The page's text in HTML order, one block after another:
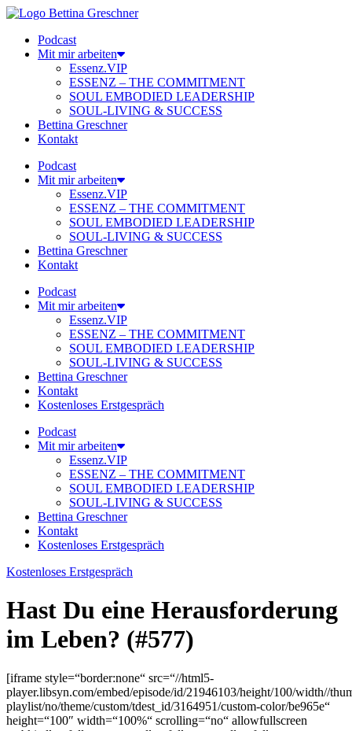
Zum
springenPodcast
Mit mir arbeiten
Essenz.VIP
ESSENZ – THE COMMITMENT
SOUL EMBODIED LEADERSHIP
SOUL-LIVING & SUCCESS
Bettina Greschner
Kontakt
Podcast
Mit mir arbeiten
Essenz.VIP
ESSENZ – THE COMMITMENT
SOUL EMBODIED LEADERSHIP
SOUL-LIVING & SUCCESS
Bettina Greschner
Kontakt
Podcast
Mit mir arbeiten
Essenz.VIP
ESSENZ – THE COMMITMENT
SOUL EMBODIED LEADERSHIP
SOUL-LIVING & SUCCESS
Bettina Greschner
Kontakt
Kostenloses Erstgespräch
Podcast
Mit mir arbeiten
Essenz.VIP
ESSENZ – THE COMMITMENT
SOUL EMBODIED LEADERSHIP
SOUL-LIVING & SUCCESS
Bettina Greschner
Kontakt
Kostenloses Erstgespräch
Kostenloses Erstgespräch
Hast Du eine Herausforderung
im Leben? (#577)
[iframe style=“border:none“ src=“//html5-
player.libsyn.com/embed/episode/id/21946103/height/100/width//
playlist/no/theme/custom/tdest_id/3164951/custom-color/be965e“
height=“100″ width=“100%“ scrolling=“no“ allowfullscreen